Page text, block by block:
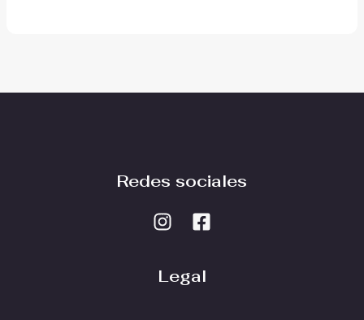
Redes sociales
Legal